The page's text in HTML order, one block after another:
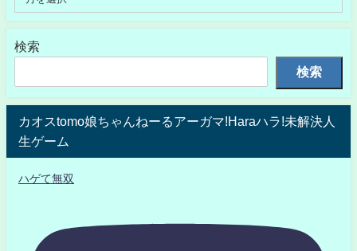
検索
検索
カオスtomo娘ちゃんねーるアーガマ!Haraハラ!未解決人
生ゲーム
ハゲて無双